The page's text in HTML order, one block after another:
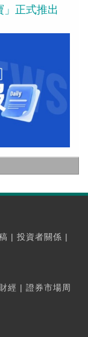
」正式推出
| 投資者關係 |
經 | 證券市場周